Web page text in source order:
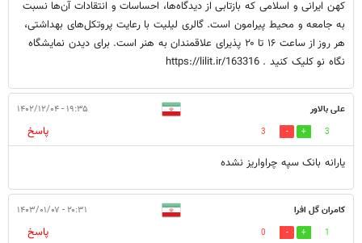
کهن ایرانی و اسلامی که بازتابی از دیدگاه‌ها، احساسات و انتقادات آن‌ها نسبت
به جامعه و محیط پیرامون است. گالری لیلیت با رعایت پروتکل‌های بهداشتی،
هر روز از ساعت ۱۶ تا ۲۰ پذیرای علاقمندان به هنر است. برای دیدن نمایشگاه
نگاه نو کلیک کنید . https://lilit.ir/163316
علی بالاور ۱۹:۳۵ - ۱۴۰۲/۱۲/۰۴
3
3
پاسخ
یارانه بانک سپه چراواریز نشده
کامران گل افرا ۲۰:۳۱ - ۱۴۰۳/۰۱/۰۷
1
0
پاسخ